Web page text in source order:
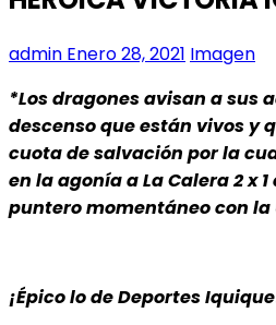
admin Enero 28, 2021 Imagen
*Los dragones avisan a sus
descenso que están vivos y
cuota de salvación por la
en la agonía a La Calera 2 x
puntero momentáneo con la
¡Épico lo de Deportes